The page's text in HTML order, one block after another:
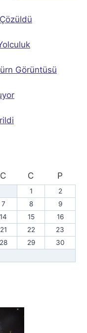
Görüntüsü
C C P
1
2
7 8
9
14 15
16
21 22
23
28 29
30